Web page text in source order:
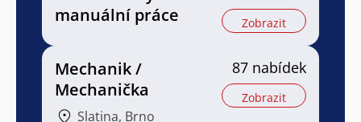
manuální práce
Zobrazit
Mechanik /
Mechanička
Slatina, Brno
87 nabídek
Zobrazit